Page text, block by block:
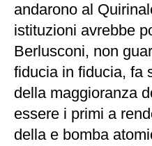
andarono al
istituzioni avrebbe
Berlusconi, non
fiducia in fiducia, fa
della maggioranza
essere i primi a
della e bomba